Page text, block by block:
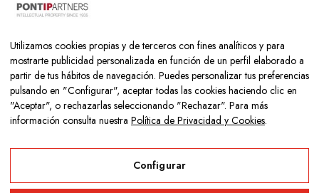
Copyright © 2026 Colegio Los Naranjos | Hecho con mucho amor
porNeurona Digital
Utilizamos cookies propias y de terceros con fines analíticos y para
mostrarte publicidad personalizada en función de un perfil elaborado a
partir de tus hábitos de navegación. Puedes personalizar tus preferencias
pulsando en "Configurar", aceptar todas las cookies haciendo clic en
"Aceptar", o rechazarlas seleccionando "Rechazar". Para más
información consulta nuestra Política de Privacidad y Cookies.
Configurar